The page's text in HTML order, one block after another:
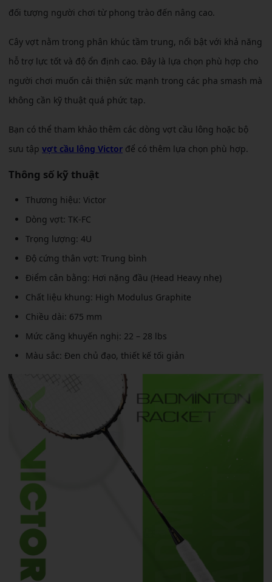
đối tượng người chơi từ phong trào đến nâng cao.
Cây vợt nằm trong phân khúc tầm trung, nổi bật với khả năng
hỗ trợ lực tốt và độ ổn định cao. Đây là lựa chọn phù hợp cho
người chơi muốn cải thiện sức mạnh trong các pha smash mà
không cần kỹ thuật quá phức tạp.
Bạn có thể tham khảo thêm các dòng vợt cầu lông hoặc bộ
sưu tập vợt cầu lông Victor để có thêm lựa chọn phù hợp.
Thông số kỹ thuật
Thương hiệu: Victor
Dòng vợt: TK-FC
Trọng lượng: 4U
Độ cứng thân vợt: Trung bình
Điểm cân bằng: Hơi nặng đầu (Head Heavy nhẹ)
Chất liệu khung: High Modulus Graphite
Chiều dài: 675 mm
Mức căng khuyến nghị: 22 – 28 lbs
Màu sắc: Đen chủ đạo, thiết kế tối giản